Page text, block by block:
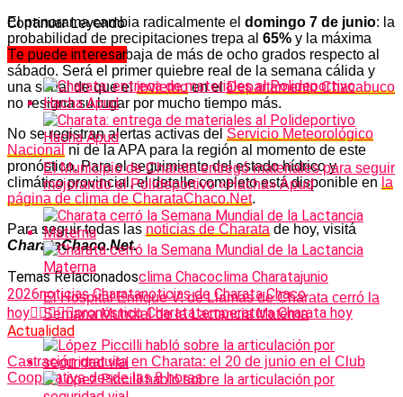
El panorama cambia radicalmente el domingo 7 de junio: la
probabilidad de precipitaciones trepa al 65% y la máxima
cae a18,4°C, una baja de más de ocho grados respecto al
sábado. Será el primer quiebre real de la semana cálida y
una señal de que elinviernoen elDepartamento Chacabuco
no resigna su lugar por mucho tiempo más.
No se registran alertas activas del Servicio Meteorológico
Nacional ni de la APA para la región al momento de este
pronóstico. Para el seguimiento del estado hídrico y
climático provincial, el detalle completo está disponible en la
página de clima de CharataChaco.Net.
Para seguir todas las noticias de Charata de hoy, visitá
CharataChaco.Net.
Temas Relacionadosclima Chacoclima Charatajunio
2026noticias Charatanoticias de Charata Chaco
hoypronóstico Charatatemperatura Charata hoy
Actualidad
Castración gratuita en Charata: el 20 de junio en el Club
Cooperativa desde las 8 horas
Continuar Leyendo
Te puede interesar
El Municipio de Charata entregó materiales para seguir
mejorando el Polideportivo «Hacha» Apud
El Hospital Enrique V. de Llamas de Charata cerró la
Semana Mundial de la Lactancia Materna